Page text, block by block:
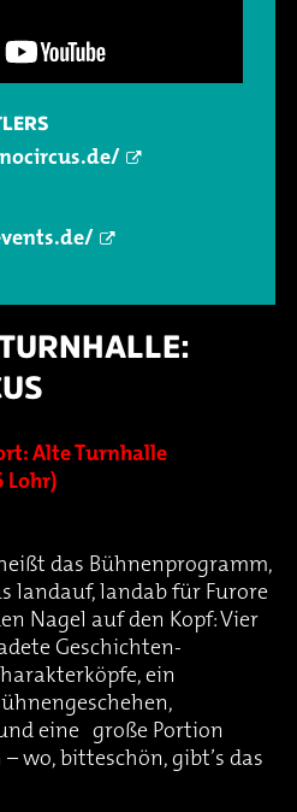
Alte Turnhalle
Lohr)
das Bühnenprogramm,
landauf, landab für Furore
Nagel auf den Kopf: Vier
Geschichten-
ein
eine große Portion
wo, bitteschön, gibt’s das